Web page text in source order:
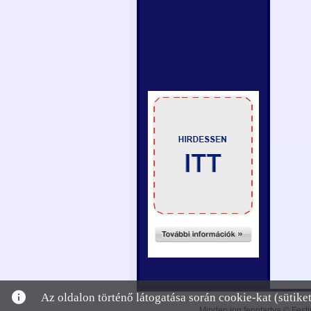
info
Az oldalon történő látogatása során cookie-kat